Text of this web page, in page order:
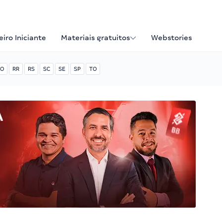
Iniciante Materiais gratuitos Webstories
RR RS SC SE SP TO